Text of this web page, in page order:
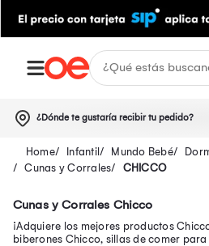
¿Dónde te gustaría recibir tu pedido?
Infantil Mundo Bebé
Cunas y Corrales
CHICCO
Cunas y Corrales Chicco
¡Adquiere los mejores productos
biberones Chicco, sillas de comer